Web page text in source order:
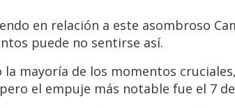
en relación a este asombroso
puede no sentirse así.
mayoría de los momentos
el empuje más notable fue el 7